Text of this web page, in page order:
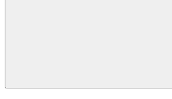
Buscar